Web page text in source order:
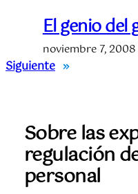
El genio del
noviembre 7, 2008
Siguiente »
Sobre las
regulación
personal